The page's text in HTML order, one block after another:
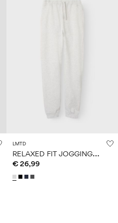
LMTD
R
ELAXED FIT JOGGINGHOSE
€ 26,99